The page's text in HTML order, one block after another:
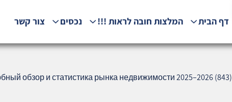
דף הבית המלצות חובה לראות !!! נכסים צור קשר
обзор и статистика рынка недвижимости 2025–2026 (843)